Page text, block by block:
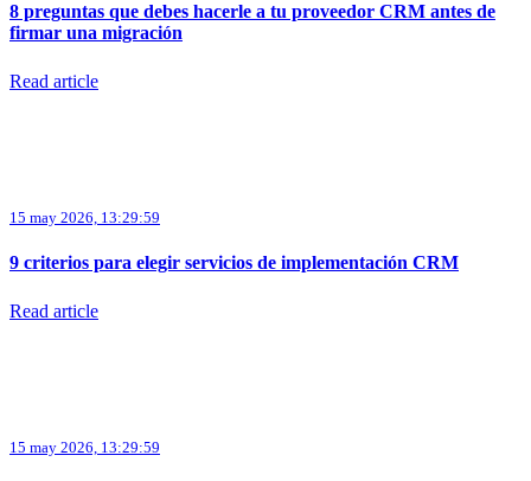
8 preguntas que debes hacerle a tu proveedor CRM antes de
firmar una migración
Read article
15 may 2026, 13:29:59
9 criterios para elegir servicios de implementación CRM
Read article
15 may 2026, 13:29:59